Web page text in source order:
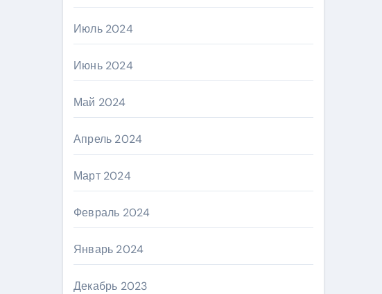
Июль 2024
Июнь 2024
Май 2024
Апрель 2024
Март 2024
Февраль 2024
Январь 2024
Декабрь 2023